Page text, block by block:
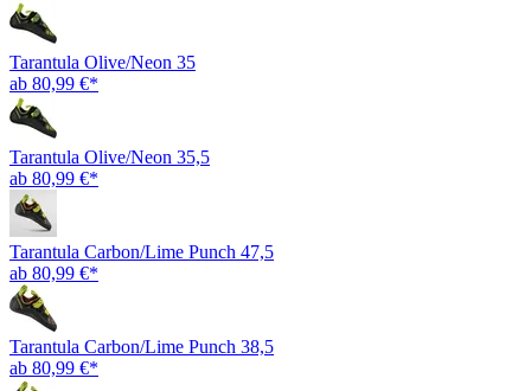
Tarantula Olive/Neon 35
ab 80,99 €*
Tarantula Olive/Neon 35,5
ab 80,99 €*
Tarantula Carbon/Lime Punch 47,5
ab 80,99 €*
Tarantula Carbon/Lime Punch 38,5
ab 80,99 €*